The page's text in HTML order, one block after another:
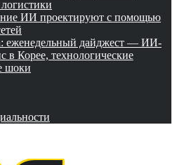
ИИ проектируют с помощью
еженедельный дайджест — ИИ-
в Корее, технологические
шоки